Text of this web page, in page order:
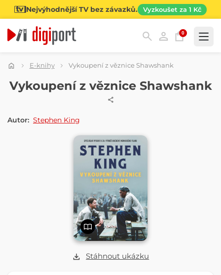
Nejvýhodnější TV bez závazků. Vyzkoušet za 1 Kč
0
Kategorie
E-knihy Vykoupení z věznice Shawshank
Stáhnout ukázku
E-KNIHA
Vykoupení z věznice Shawshank
Autor: Stephen King